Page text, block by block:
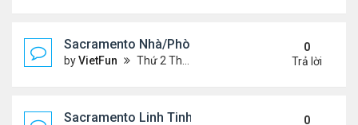
Sacramento Nhà/Phòng 7/2/21- 7/9/21
byVietFun Thứ 2 Tháng 7 05, 2021 2:51 pm
0
Trả lời
Sacramento Linh Tinh 7/2/21- 7/9/21
0